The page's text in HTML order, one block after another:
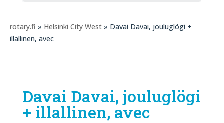
rotary.fi » Helsinki City West » Davai Davai, jouluglögi +
illallinen, avec
Davai Davai, jouluglögi
+ illallinen, avec